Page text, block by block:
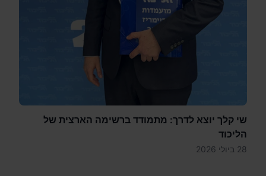
שי קלך יוצא לדרך: מתמודד ברשימה הארצית של
הליכוד
28 ביולי 2026